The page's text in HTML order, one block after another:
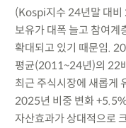
(Kospi지수 24년말 대
보유가 대폭 늘고 참여계
확대되고 있기 때문임.
평균(2011~24년)의 22
최근 주식시장에 새롭게
2025년 비중 변화
자산효과가 상대적으로